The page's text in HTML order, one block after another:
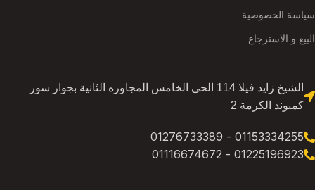
سياسة الخصوصية
البيع و الاسترجاع
الشيخ زايد فيلا 114 الحى الخامس المجاوره الثانية بجوار سور
كمبوند الكرمة 2
01153334255 - 01276733389
01225196923 - 01116674672